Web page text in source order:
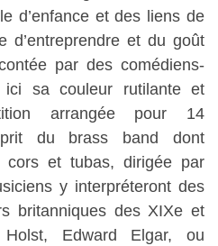
d’enfance et des liens de
d’entreprendre et du goût
par des comédiens-
ici sa couleur rutilante et
arrangée pour 14
du brass band dont
cors et tubas, dirigée par
y interpréteront des
britanniques des XIXe et
Edward Elgar, ou